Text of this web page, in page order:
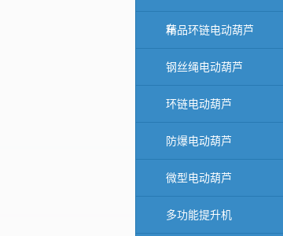
车
精品环链电动葫芦
钢丝绳电动葫芦
环链电动葫芦
防爆电动葫芦
微型电动葫芦
多功能提升机